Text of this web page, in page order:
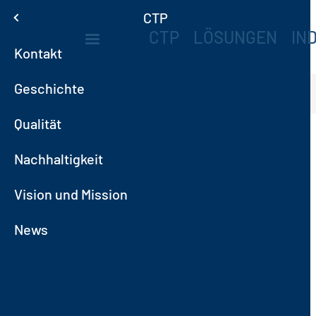
Direkt zum Inhalt
MAIN
CTP LÖSUNGEN
CTP
Kontakt
Geschichte
Qualität
Nachhaltigkeit
Vision und Mission
News